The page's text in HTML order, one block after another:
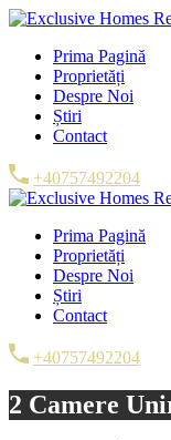
Prima Pagină
Proprietăți
Despre Noi
Știri
Contact
+40757492204
Prima Pagină
Proprietăți
Despre Noi
Știri
Contact
+40757492204
2 Camere